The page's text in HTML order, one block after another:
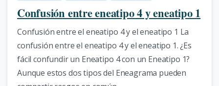
Confusión entre eneatipo 4 y eneatipo 1
Confusión entre el eneatipo 4 y el eneatipo 1 La
confusión entre el eneatipo 4 y el eneatipo 1. ¿Es
fácil confundir un Eneatipo 4 con un Eneatipo 1?
Aunque estos dos tipos del Eneagrama pueden